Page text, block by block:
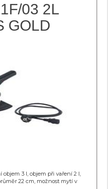
03 2L
GOLD
objem 3 l, objem při vaření 2 l,
22 cm, možnost mytí v